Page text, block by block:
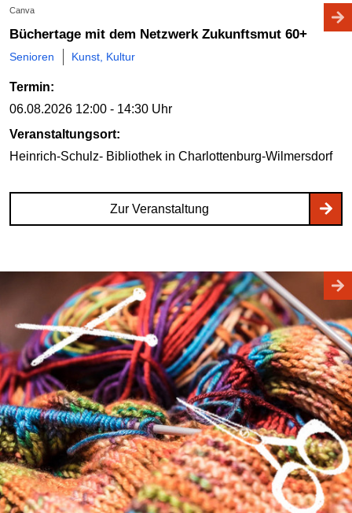
Canva
Büchertage mit dem Netzwerk Zukunftsmut 60+
Senioren Kunst, Kultur
Termin:
06.08.2026 12:00 - 14:30 Uhr
Veranstaltungsort:
Heinrich-Schulz- Bibliothek in Charlottenburg-Wilmersdorf
Zur Veranstaltung